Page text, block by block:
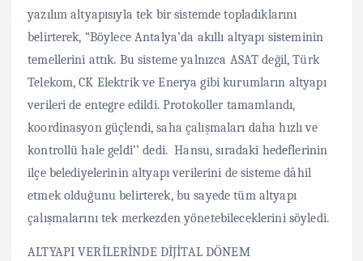
yazılım altyapısıyla tek bir sistemde topladıklarını
belirterek, “Böylece Antalya’da akıllı altyapı sisteminin
temellerini attık. Bu sisteme yalnızca ASAT değil, Türk
Telekom, CK Elektrik ve Enerya gibi kurumların altyapı
verileri de entegre edildi. Protokoller tamamlandı,
koordinasyon güçlendi, saha çalışmaları daha hızlı ve
kontrollü hale geldi’’ dedi. Hansu, sıradaki hedeflerinin
ilçe belediyelerinin altyapı verilerini de sisteme dâhil
etmek olduğunu belirterek, bu sayede tüm altyapı
çalışmalarını tek merkezden yönetebileceklerini söyledi.
ALTYAPI VERİLERİNDE DİJİTAL DÖNEM